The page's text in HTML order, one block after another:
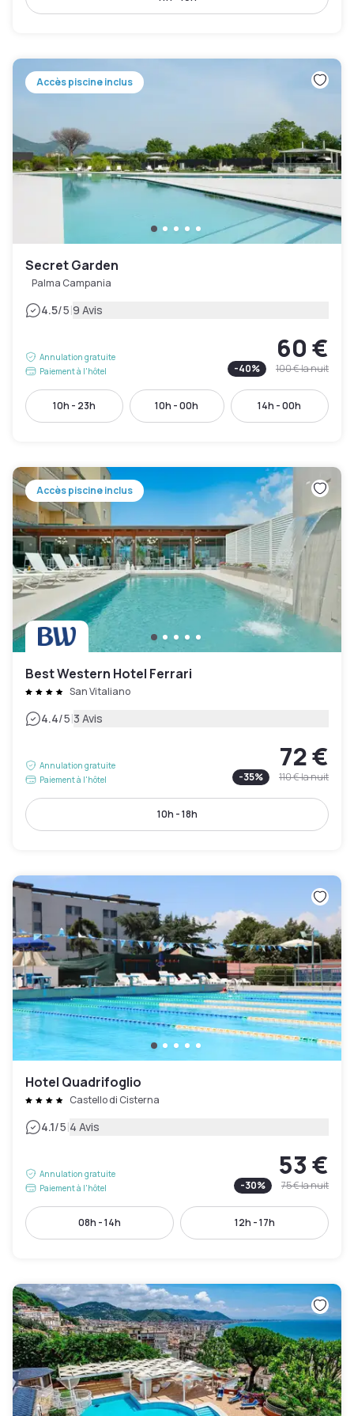
Accès piscine inclus
Secret Garden
Palma Campania
4.5/5|9 Avis
Annulation gratuite
Paiement à l'hôtel
60 €
-40% 100 €la nuit
10h - 23h 10h - 00h 14h - 00h
Accès piscine inclus
Best Western Hotel Ferrari
San Vitaliano
4.4/5|3 Avis
Annulation gratuite
Paiement à l'hôtel
72 €
-35% 110 €la nuit
10h - 18h
Hotel Quadrifoglio
Castello di Cisterna
4.1/5|4 Avis
Annulation gratuite
Paiement à l'hôtel
53 €
-30% 75 €la nuit
08h - 14h 12h - 17h